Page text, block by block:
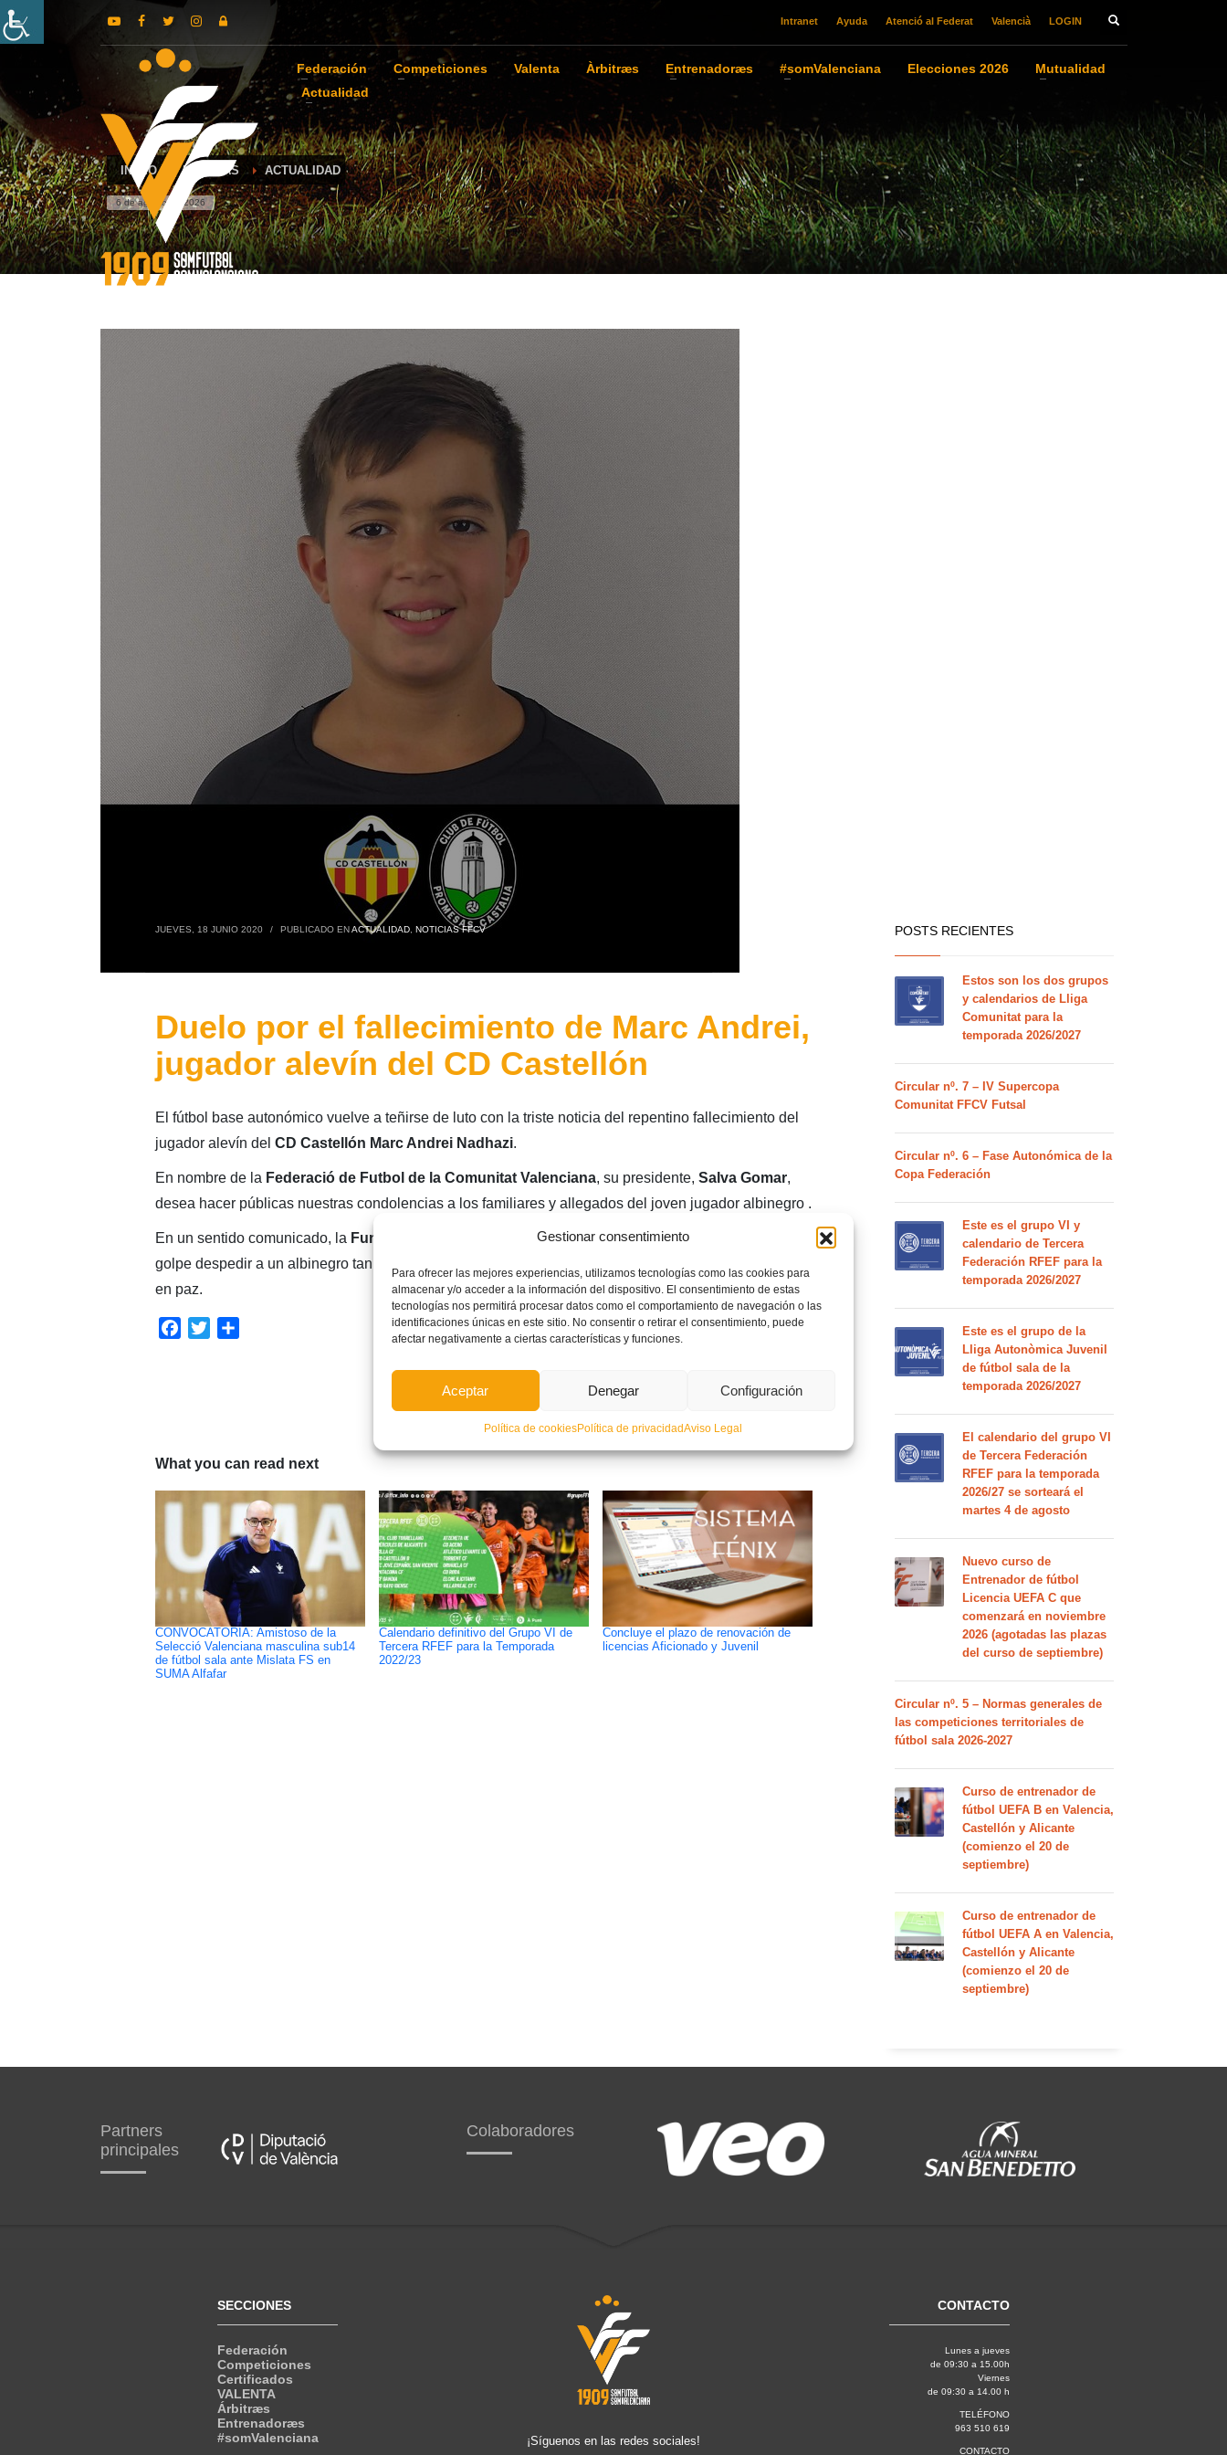
Gestionar consentimiento
Para ofrecer las mejores experiencias, utilizamos tecnologías como las cookies para
almacenar y/o acceder a la información del dispositivo. El consentimiento de estas
tecnologías nos permitirá procesar datos como el comportamiento de navegación o las
identificaciones únicas en este sitio. No consentir o retirar el consentimiento, puede
afectar negativamente a ciertas características y funciones.
Aceptar Denegar Configuración
Política de cookiesPolítica de privacidadAviso Legal
Intranet Ayuda Atenció al Federat Valencià LOGIN
Federación Competiciones Valenta Àrbitræs Entrenadoræs #somValenciana Elecciones 2026
Mutualidad
Actualidad
INICIO NOTICIAS ACTUALIDAD
6 de agosto de 2026
JUEVES, 18 JUNIO 2020 / PUBLICADO ENACTUALIDAD, NOTICIAS FFCV
Duelo por el fallecimiento de Marc Andrei,
jugador alevín del CD Castellón
El fútbol base autonómico vuelve a teñirse de luto con la triste noticia del repentino fallecimiento del
jugador alevín del CD Castellón Marc Andrei Nadhazi.
En nombre de la Federació de Futbol de la Comunitat Valenciana, su presidente, Salva Gomar,
desea hacer públicas nuestras condolencias a los familiares y allegados del joven jugador albinegro .
En un sentido comunicado, la Fundació del CD Castellón ha manifestado que se trata de «un duro
golpe despedir a un albinegro tan joven como
en paz.
Facebook
Twitter
ETIQUETADO BAJO:
What you can read next
CONVOCATORIA: Amistoso de la
Selecció Valenciana masculina sub14
de fútbol sala ante Mislata FS en
SUMA Alfafar
Calendario definitivo del Grupo VI de
Tercera RFEF para la Temporada
2022/23
Concluye el plazo de renovación de
licencias Aficionado y Juvenil
POSTS RECIENTES
Estos son los dos grupos
y calendarios de Lliga
Comunitat para la
temporada 2026/2027
Circular nº. 7 – IV Supercopa
Comunitat FFCV Futsal
Circular nº. 6 – Fase Autonómica de la
Copa Federación
Este es el grupo VI y
calendario de Tercera
Federación RFEF para la
temporada 2026/2027
Este es el grupo de la
Lliga Autonòmica Juvenil
de fútbol sala de la
temporada 2026/2027
El calendario del grupo VI
de Tercera Federación
RFEF para la temporada
2026/27 se sorteará el
martes 4 de agosto
Nuevo curso de
Entrenador de fútbol
Licencia UEFA C que
comenzará en noviembre
2026 (agotadas las plazas
del curso de septiembre)
Circular nº. 5 – Normas generales de
las competiciones territoriales de
fútbol sala 2026-2027
Curso de entrenador de
fútbol UEFA B en Valencia,
Castellón y Alicante
(comienzo el 20 de
septiembre)
Curso de entrenador de
fútbol UEFA A en Valencia,
Castellón y Alicante
(comienzo el 20 de
septiembre)
Partners
principales
Colaboradores
SECCIONES
Federación
Competiciones
Certificados
VALENTA
Árbitræs
Entrenadoræs
#somValenciana
¡Síguenos en las redes sociales!
CONTACTO
Lunes a jueves
de 09:30 a 15.00h
Viernes
de 09:30 a 14.00 h
TELÉFONO
963 510 619
CONTACTO